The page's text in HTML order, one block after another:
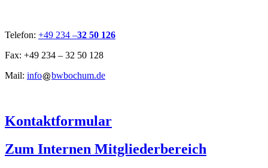
Telefon: +49 234 –32 50 126
Fax: +49 234 – 32 50 128
Mail: info bwbochum.de
Kontaktformular
Zum Internen Mitgliederbereich